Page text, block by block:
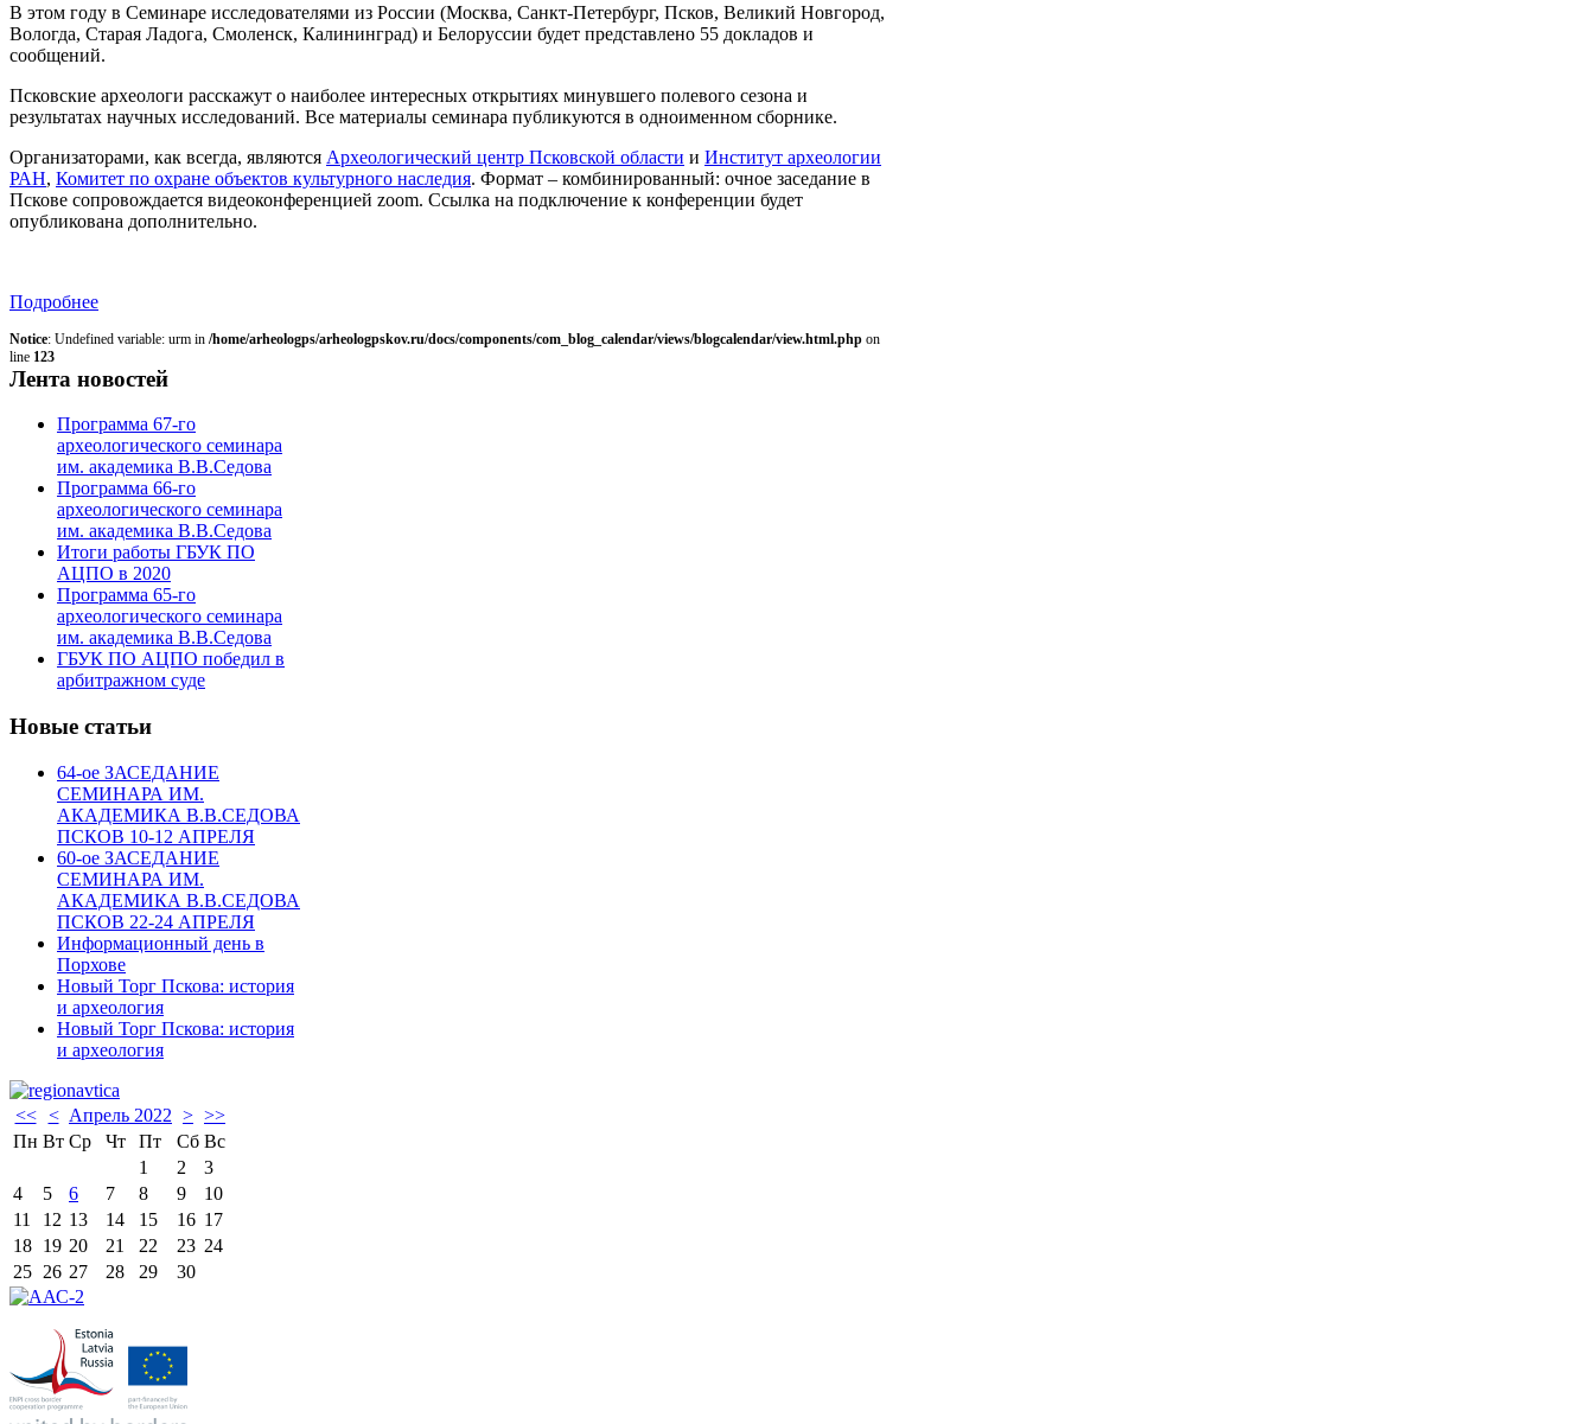
В этом году в Семинаре исследователями из России (Москва, Санкт-Петербург, Псков, Великий Новгород,
Вологда, Старая Ладога, Смоленск, Калининград) и Белоруссии будет представлено 55 докладов и
сообщений.
Псковские археологи расскажут о наиболее интересных открытиях минувшего полевого сезона и
результатах научных исследований. Все материалы семинара публикуются в одноименном сборнике.
Организаторами, как всегда, являются Археологический центр Псковской области и Институт археологии
РАН, Комитет по охране объектов культурного наследия. Формат – комбинированный: очное заседание в
Пскове сопровождается видеоконференцией zoom. Ссылка на подключение к конференции будет
опубликована дополнительно.
Подробнее
Notice: Undefined variable: urm in /home/arheologps/arheologpskov.ru/docs/components/com_blog_calendar/views/blogcalendar/view.html.php on
line 123
Лента новостей
Программа 67-го
археологического семинара
им. академика В.В.Седова
Программа 66-го
археологического семинара
им. академика В.В.Седова
Итоги работы ГБУК ПО
АЦПО в 2020
Программа 65-го
археологического семинара
им. академика В.В.Седова
ГБУК ПО АЦПО победил в
арбитражном суде
Новые статьи
64-ое ЗАСЕДАНИЕ
СЕМИНАРА ИМ.
АКАДЕМИКА В.В.СЕДОВА
ПСКОВ 10-12 АПРЕЛЯ
60-ое ЗАСЕДАНИЕ
СЕМИНАРА ИМ.
АКАДЕМИКА В.В.СЕДОВА
ПСКОВ 22-24 АПРЕЛЯ
Информационный день в
Порхове
Новый Торг Пскова: история
и археология
Новый Торг Пскова: история
и археология
<< < Апрель 2022 > >>
Пн Вт Ср Чт Пт Сб Вс
1
2
3
4
5 6 7 8 9
10
11
12 13 14 15 16 17
18 19 20 21 22 23 24
25 26 27 28 29 30